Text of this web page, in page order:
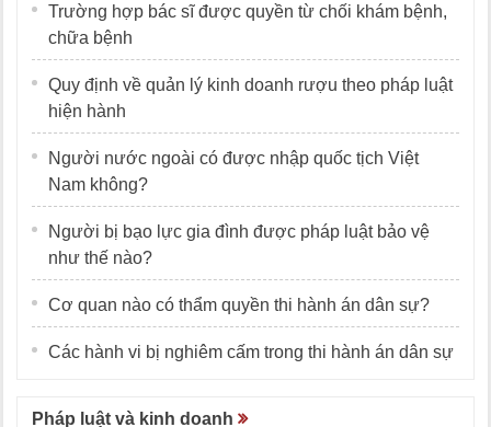
Trường hợp bác sĩ được quyền từ chối khám bệnh,
chữa bệnh
Quy định về quản lý kinh doanh rượu theo pháp luật
hiện hành
Người nước ngoài có được nhập quốc tịch Việt
Nam không?
Người bị bạo lực gia đình được pháp luật bảo vệ
như thế nào?
Cơ quan nào có thẩm quyền thi hành án dân sự?
Các hành vi bị nghiêm cấm trong thi hành án dân sự
Pháp luật và kinh doanh